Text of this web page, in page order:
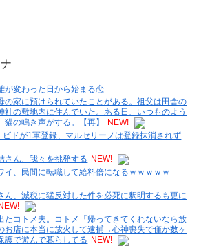
が変わった日から始まる恋
の家に預けられていたことがある。祖父は田舎の
社の敷地内に住んでいた。ある日、いつものよう
猫の鳴き声がする。【再】
NEW!
ビドが1軍登録、マルセリーノは登録抹消されず
さん、我々を挑発する NEW!
イ、民間に転職して給料倍になるｗｗｗｗｗ
ん、減税に猛反対した件を必死に釈明するも更に
NEW!
たコトメ夫。コトメ「帰ってきてくれないなら放
お店に本当に放火して逮捕→心神喪失で僅か数ヶ
護で遊んで暮らしてる NEW!